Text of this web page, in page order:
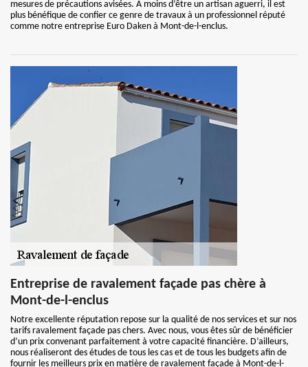
mesures de précautions avisées. A moins d’être un artisan aguerri, il est
plus bénéfique de confier ce genre de travaux à un professionnel réputé
comme notre entreprise Euro Daken à Mont-de-l-enclus.
Entreprise de ravalement façade pas chère à
Mont-de-l-enclus
Notre excellente réputation repose sur la qualité de nos services et sur nos
tarifs ravalement façade pas chers. Avec nous, vous êtes sûr de bénéficier
d’un prix convenant parfaitement à votre capacité financière. D’ailleurs,
nous réaliseront des études de tous les cas et de tous les budgets afin de
fournir les meilleurs prix en matière de ravalement façade à Mont-de-l-